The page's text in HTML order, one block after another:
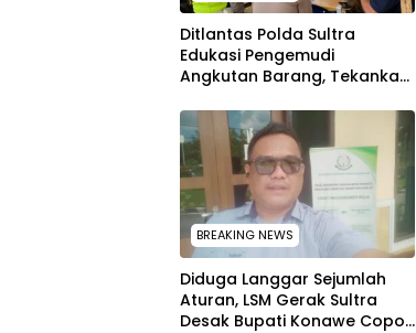
Ditlantas Polda Sultra
Edukasi Pengemudi
Angkutan Barang, Tekankan
Keselamatan
BREAKING NEWS
Diduga Langgar Sejumlah
Aturan, LSM Gerak Sultra
Desak Bupati Konawe Copot